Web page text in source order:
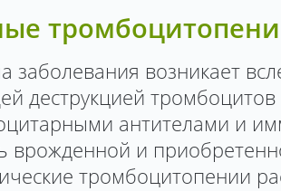
заболевания возникает
деструкцией
антителами и
врожденной и
тромбоцитопении